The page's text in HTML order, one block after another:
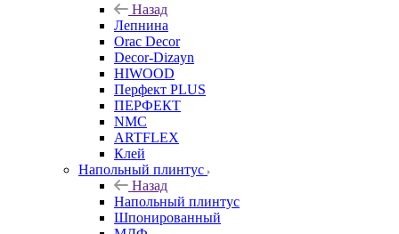
Назад
Лепнина
Orac Decor
Decor-Dizayn
HIWOOD
Перфект PLUS
ПЕРФЕКТ
NMC
ARTFLEX
Клей
Напольный плинтус
Назад
Напольный плинтус
Шпонированный